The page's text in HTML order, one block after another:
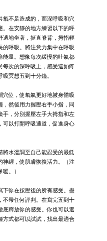
氧不足造成的，而深呼吸和穴
。在安靜的地方練習以下的呼
適地坐著，挺直脊背，拇指輕
的呼吸。將注意力集中在呼吸
能量。想像每次緩慢的吐氣都
每次的深呼吸上，感受這如何
冥想五到十分鐘。
穴位，使氧氣更好地被身體吸
然後用力握壓右手小指，同
手，分別握壓左手大拇指和左
可以打開呼吸通道，促進身心
將水溫調至自己能忍受的最低
神經，使肌膚恢復活力。（注
。）
下你在按壓後的所有感受。盡
不帶任何評判。在寫完五到十
底釋放你的感受。你也可以選
方式都可以試試，找出最適合